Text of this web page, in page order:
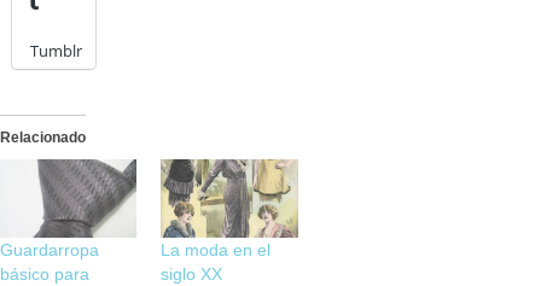
Tumblr
Relacionado
Guardarropa
básico para
La moda en el
siglo XX